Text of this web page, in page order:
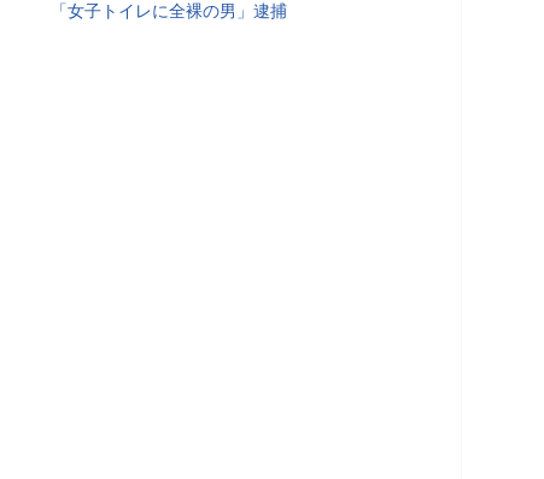
「女子トイレに全裸の男」逮捕